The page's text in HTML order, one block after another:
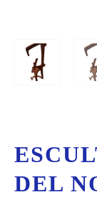
DEL